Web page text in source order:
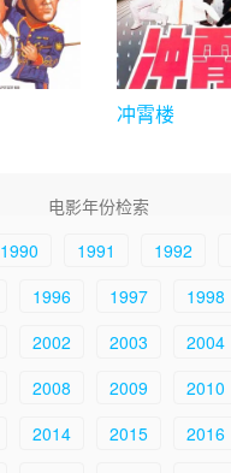
冲霄楼
电影年份检索
1990 1991 1992
1996 1997 1998
2002 2003 2004
2008 2009 2010
2014 2015 2016